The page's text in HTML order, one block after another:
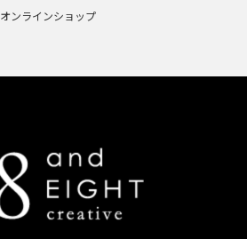
オンラインショップ